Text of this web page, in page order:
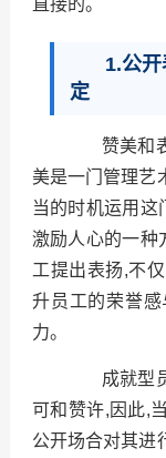
直接的。
1.公
定
赞美和表
美是一门管理艺
当的时机运用这
激励人心的一种
工提出表扬,不
升员工的荣誉
力。
成就型员
可和赞许,因此,
公开场合对其进